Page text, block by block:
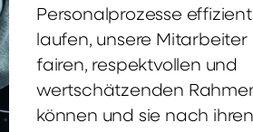
Personalprozesse
laufen, unsere Mitarbeiter
fairen, respektvollen und
wertschätzenden
können und sie nach